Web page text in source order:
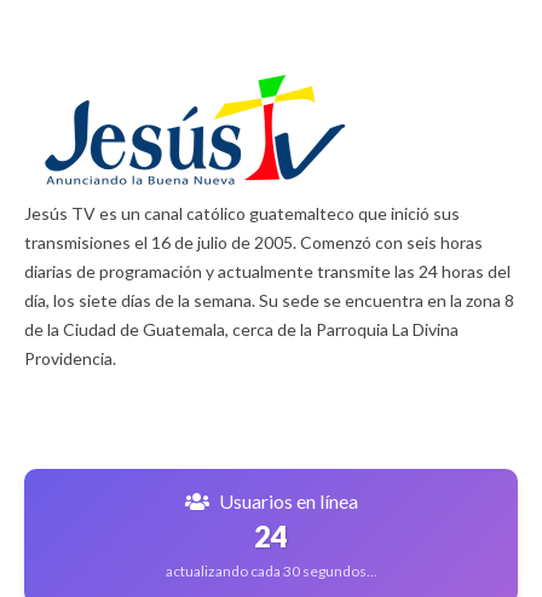
Jesús TV es un canal católico guatemalteco que inició sus
transmisiones el 16 de julio de 2005. Comenzó con seis horas
diarias de programación y actualmente transmite las 24 horas del
día, los siete días de la semana. Su sede se encuentra en la zona 8
de la Ciudad de Guatemala, cerca de la Parroquia La Divina
Providencia.
Usuarios en línea
24
actualizando cada 30 segundos...